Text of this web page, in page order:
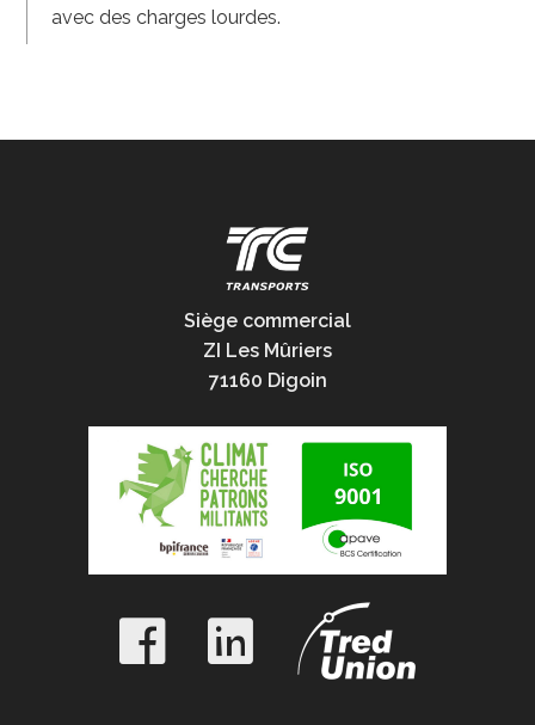
avec des charges lourdes.
Siège commercial
ZI Les Mûriers
71160 Digoin